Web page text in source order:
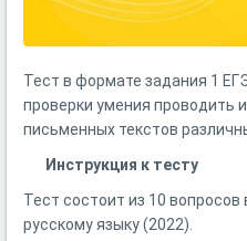
Тест в формате задания 1
проверки умения проводить
письменных текстов
Инструкция к тесту
Тест состоит из 10
русскому языку (2022).